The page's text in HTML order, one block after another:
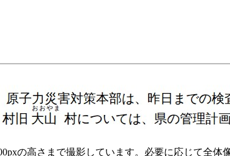
の高さまで撮影しています。必要に応じて全体